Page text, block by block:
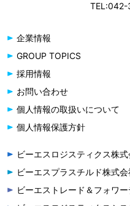
企業情報
GROUP TOPICS
採用情報
お問い合わせ
個人情報の取扱いについて
個人情報保護方針
ビーエスロジスティクス株式
ビーエスプラスチルド株式会
ビーエストレード＆フォワ